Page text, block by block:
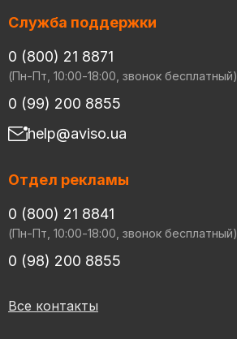
Служба поддержки
0 (800) 21 8871
(Пн-Пт, 10:00-18:00, звонок бесплатный)
0 (99) 200 8855
help@aviso.ua
Отдел рекламы
0 (800) 21 8841
(Пн-Пт, 10:00-18:00, звонок бесплатный)
0 (98) 200 8855
Все контакты